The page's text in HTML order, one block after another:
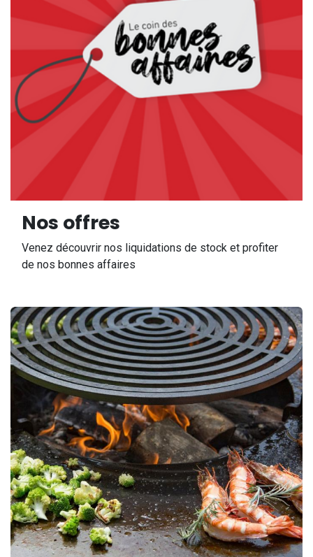
Nos offres
Venez découvrir nos liquidations de stock et profiter
de nos bonnes affaires